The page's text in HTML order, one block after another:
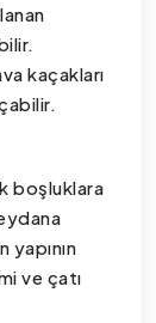
kaçakları
boşluklara
yapının
ve çatı